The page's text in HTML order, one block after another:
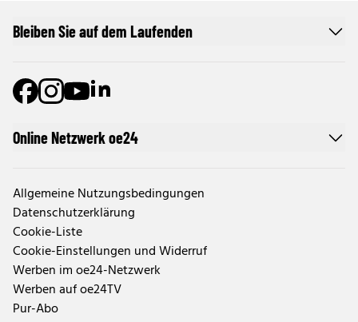
Online Netzwerk oe24
Allgemeine Nutzungsbedingungen
Datenschutzerklärung
Cookie-Liste
Cookie-Einstellungen und Widerruf
Werben im oe24-Netzwerk
Werben auf oe24TV
Pur-Abo
Bleiben Sie auf dem Laufenden